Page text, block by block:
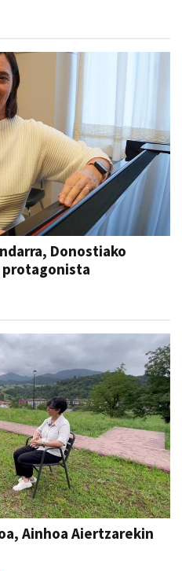
Donostiako
protagonista
Ainhoa Aiertzarekin